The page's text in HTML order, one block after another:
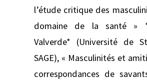
l’étude critique des
domaine de la santé »
Valverde* (Université de
SAGE), « Masculinités et
correspondances de